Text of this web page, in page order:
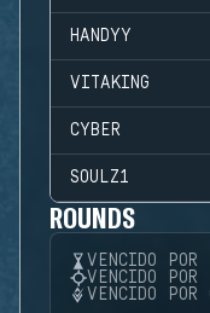
HANDYY
VITAKING
CYBER
SOULZ1
ROUNDS
VENCIDO POR
VENCIDO POR
VENCIDO POR